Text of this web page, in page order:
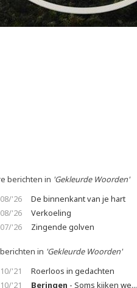
berichten in 'Gekleurde Woorden'
'26
De binnenkant van je hart
'26
Verkoeling
'26
Zingende golven
in 'Gekleurde Woorden'
'21
Roerloos in gedachten
'21
Beringen - Soms kijken we...